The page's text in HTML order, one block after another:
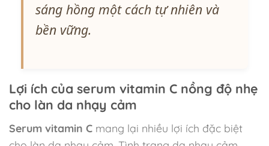
sáng hồng một cách tự nhiên và
bền vững.
Lợi ích của serum vitamin C nồng độ nhẹ
cho làn da nhạy cảm
Serum vitamin C mang lại nhiều lợi ích đặc biệt